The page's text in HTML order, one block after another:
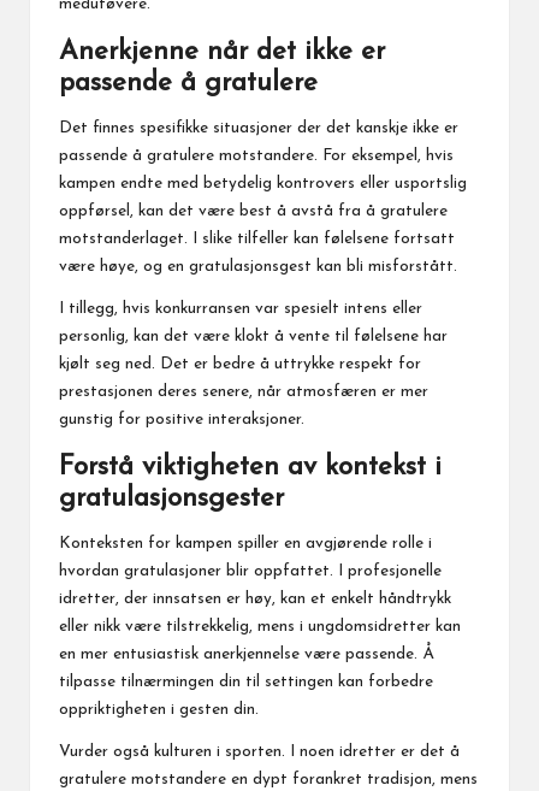
medutøvere.
Anerkjenne når det ikke er
passende å gratulere
Det finnes spesifikke situasjoner der det kanskje ikke er
passende å gratulere motstandere. For eksempel, hvis
kampen endte med betydelig kontrovers eller usportslig
oppførsel, kan det være best å avstå fra å gratulere
motstanderlaget. I slike tilfeller kan følelsene fortsatt
være høye, og en gratulasjonsgest kan bli misforstått.
I tillegg, hvis konkurransen var spesielt intens eller
personlig, kan det være klokt å vente til følelsene har
kjølt seg ned. Det er bedre å uttrykke respekt for
prestasjonen deres senere, når atmosfæren er mer
gunstig for positive interaksjoner.
Forstå viktigheten av kontekst i
gratulasjonsgester
Konteksten for kampen spiller en avgjørende rolle i
hvordan gratulasjoner blir oppfattet. I profesjonelle
idretter, der innsatsen er høy, kan et enkelt håndtrykk
eller nikk være tilstrekkelig, mens i ungdomsidretter kan
en mer entusiastisk anerkjennelse være passende. Å
tilpasse tilnærmingen din til settingen kan forbedre
oppriktigheten i gesten din.
Vurder også kulturen i sporten. I noen idretter er det å
gratulere motstandere en dypt forankret tradisjon, mens